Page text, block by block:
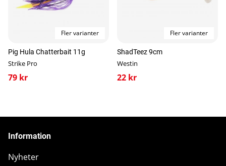
Fler varianter
Pig Hula Chatterbait 11g
Strike Pro
79 kr
Fler varianter
ShadTeez 9cm
Westin
22 kr
Information
Nyheter